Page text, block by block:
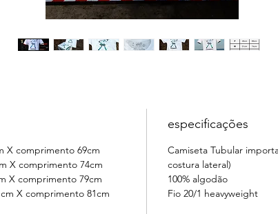
X comprimento 69cm
X comprimento 74cm
X comprimento 79cm
X comprimento 81cm
especificações
Camiseta Tubular
costura lateral)
100% algodão
Fio 20/1 heavyweight